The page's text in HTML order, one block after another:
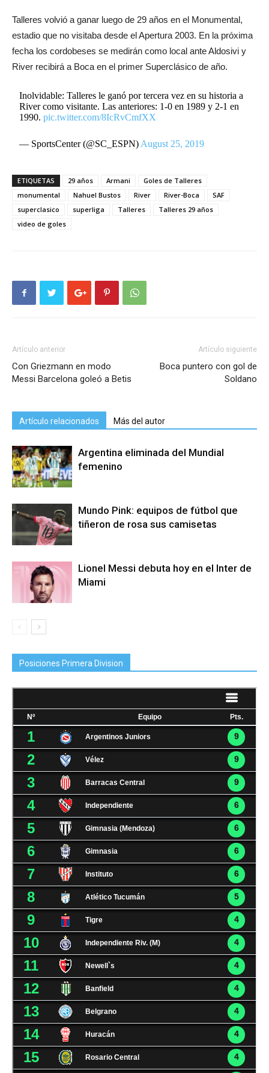
Talleres volvió a ganar luego de 29 años en el Monumental,
estadio que no visitaba desde el Apertura 2003. En la próxima
fecha los cordobeses se medirán como local ante Aldosivi y
River recibirá a Boca en el primer Superclásico de año.
Inolvidable: Talleres le ganó por tercera vez en su historia a
River como visitante. Las anteriores: 1-0 en 1989 y 2-1 en
1990.pic.twitter.com/8IcRvCmfXX
— SportsCenter (@SC_ESPN)August 25, 2019
ETIQUETAS 29 años Armani
Goles de Talleres
monumental
Nahuel Bustos River River-Boca
SAF
superclasico
superliga Talleres
Talleres 29 años
video de goles
Artículo anterior
Con Griezmann en modo
Messi Barcelona goleó a Betis
Artículo siguiente
Boca puntero con gol de
Soldano
Artículo relacionados Más del autor
Argentina eliminada del Mundial
femenino
Mundo Pink: equipos de fútbol que
tiñeron de rosa sus camisetas
Lionel Messi debuta hoy en el Inter de
Miami
Posiciones Primera Division